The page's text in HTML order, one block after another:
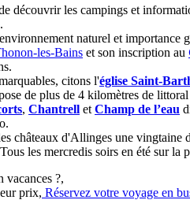
découvrir les campings et
naturel et importance
les-Bains et son inscription au
citons l'église Saint-
de plus de 4 kilomètres de
, Chantrell et Champ de l’eau
châteaux d'Allinges une
les mercredis soirs en été sur la
vacances ?,
prix, Réservez votre voyage en